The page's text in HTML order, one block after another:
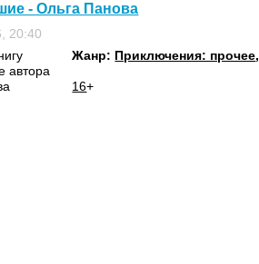
- Ольга Панова
20:40
Жанр: Приключения: прочее,
16+